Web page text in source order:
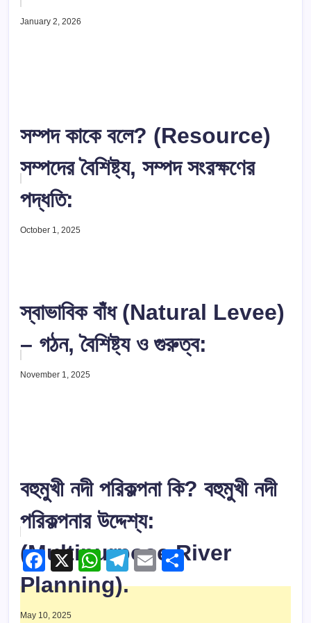
January 2, 2026
সম্পদ কাকে বলে? (Resource)
সম্পদের বৈশিষ্ট্য, সম্পদ সংরক্ষণের
পদ্ধতি:
October 1, 2025
স্বাভাবিক বাঁধ (Natural Levee)
– গঠন, বৈশিষ্ট্য ও গুরুত্ব:
November 1, 2025
বহুমুখী নদী পরিকল্পনা কি? বহুমুখী নদী
পরিকল্পনার উদ্দেশ্য:
(Multipurpose River
Planning).
May 10, 2025
F
a
X W
h
at
T
el
E
m
S
h